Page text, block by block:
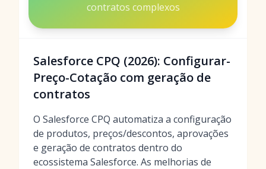
contratos complexos
Salesforce CPQ (2026): Configurar-
Preço-Cotação com geração de
contratos
O Salesforce CPQ automatiza a configuração
de produtos, preços/descontos, aprovações
e geração de contratos dentro do
ecossistema Salesforce. As melhorias de